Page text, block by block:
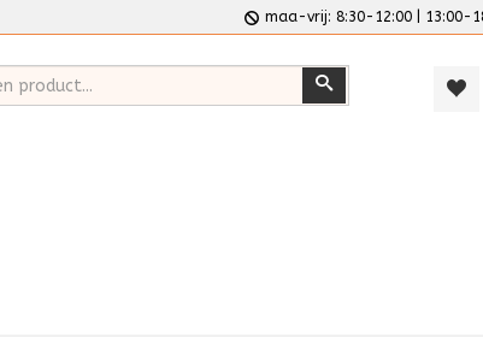
maa-vrij: 8:30-12:00 | 13:00-
Zoeken